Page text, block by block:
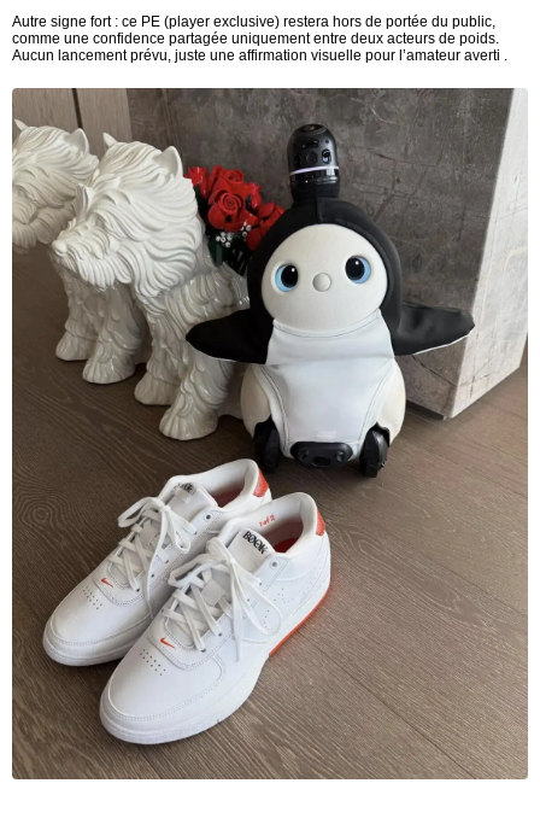
Autre signe fort : ce PE (player exclusive) restera hors de portée du public,
comme une confidence partagée uniquement entre deux acteurs de poids.
Aucun lancement prévu, juste une affirmation visuelle pour l’amateur averti .